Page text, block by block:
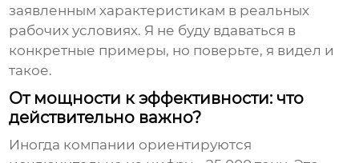
заявленным характеристикам в реальных
рабочих условиях. Я не буду вдаваться в
конкретные примеры, но поверьте, я видел и
такое.
От мощности к эффективности: что
действительно важно?
Иногда компании ориентируются